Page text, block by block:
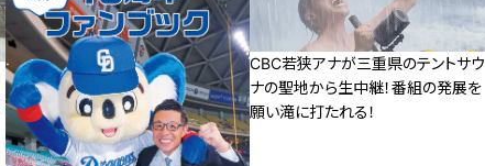
CBC若狭アナが三重県のテントサウ
ナの聖地から生中継！番組の発展を
願い滝に打たれる！